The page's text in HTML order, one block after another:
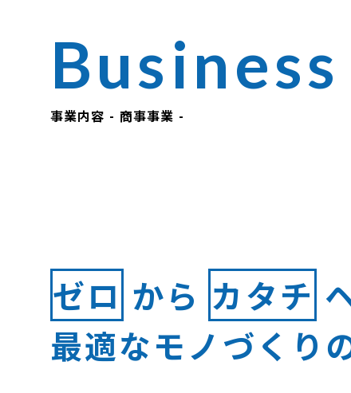
事業内容 - 商事事業 -
ゼロ から カタチ
最適なモノづくり